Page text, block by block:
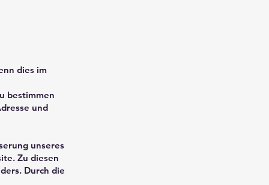
dies im
bestimmen
und
unseres
Zu diesen
Durch die